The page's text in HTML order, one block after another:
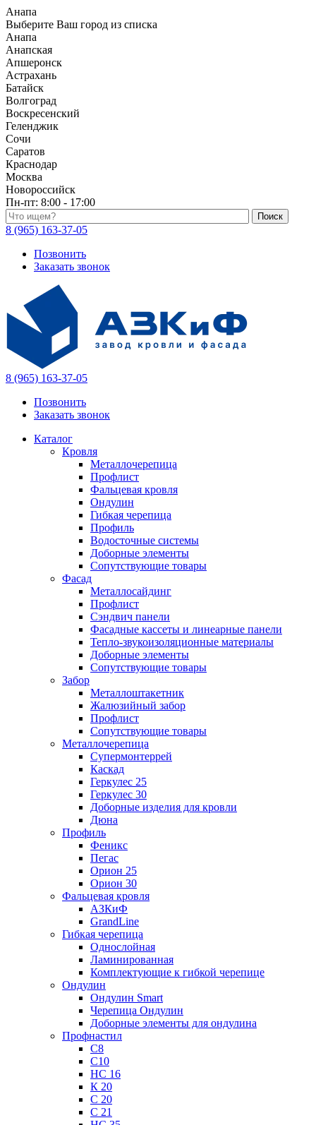
Анапа
Выберите Ваш город из списка
Анапа
Анапская
Апшеронск
Астрахань
Батайск
Волгоград
Воскресенский
Геленджик
Сочи
Саратов
Краснодар
Москва
Новороссийск
Пн-пт: 8:00 - 17:00
Поиск по каталогу
8 (965) 163-37-05
Позвонить
Заказать звонок
8 (965) 163-37-05
Позвонить
Заказать звонок
Каталог
Кровля
Металлочерепица
Профлист
Фальцевая кровля
Ондулин
Гибкая черепица
Профиль
Водосточные системы
Доборные элементы
Сопутствующие товары
Фасад
Металлосайдинг
Профлист
Сэндвич панели
Фасадные кассеты и линеарные панели
Тепло-звукоизоляционные материалы
Доборные элементы
Сопутствующие товары
Забор
Металлоштакетник
Жалюзийный забор
Профлист
Сопутствующие товары
Металлочерепица
Супермонтеррей
Каскад
Геркулес 25
Геркулес 30
Доборные изделия для кровли
Дюна
Профиль
Феникс
Пегас
Орион 25
Орион 30
Фальцевая кровля
АЗКиФ
GrandLine
Гибкая черепица
Однослойная
Ламинированная
Комплектующие к гибкой черепице
Ондулин
Ондулин Smart
Черепица Ондулин
Доборные элементы для ондулина
Профнастил
С8
С10
НС 16
К 20
С 20
С 21